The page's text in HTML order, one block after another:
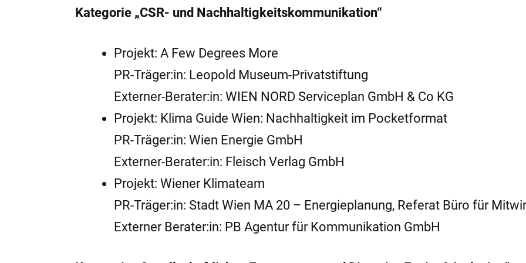
Kategorie „CSR- und Nachhaltigkeitskommunikation“
Projekt: A Few Degrees More
PR-Träger:in: Leopold Museum-Privatstiftung
Externer-Berater:in: WIEN NORD Serviceplan GmbH & Co KG
Projekt: Klima Guide Wien: Nachhaltigkeit im Pocketformat
PR-Träger:in: Wien Energie GmbH
Externer-Berater:in: Fleisch Verlag GmbH
Projekt: Wiener Klimateam
PR-Träger:in: Stadt Wien MA 20 – Energieplanung, Referat Büro für
Externer Berater:in: PB Agentur für Kommunikation GmbH